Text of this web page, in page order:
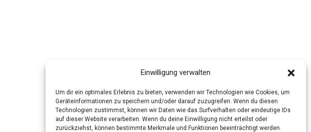
Einwilligung verwalten
Um dir ein optimales Erlebnis zu bieten, verwenden wir Technologien wie Cookies, um
Geräteinformationen zu speichern und/oder darauf zuzugreifen. Wenn du diesen
Technologien zustimmst, können wir Daten wie das Surfverhalten oder eindeutige IDs
auf dieser Website verarbeiten. Wenn du deine Einwilligung nicht erteilst oder
zurückziehst, können bestimmte Merkmale und Funktionen beeinträchtigt werden.